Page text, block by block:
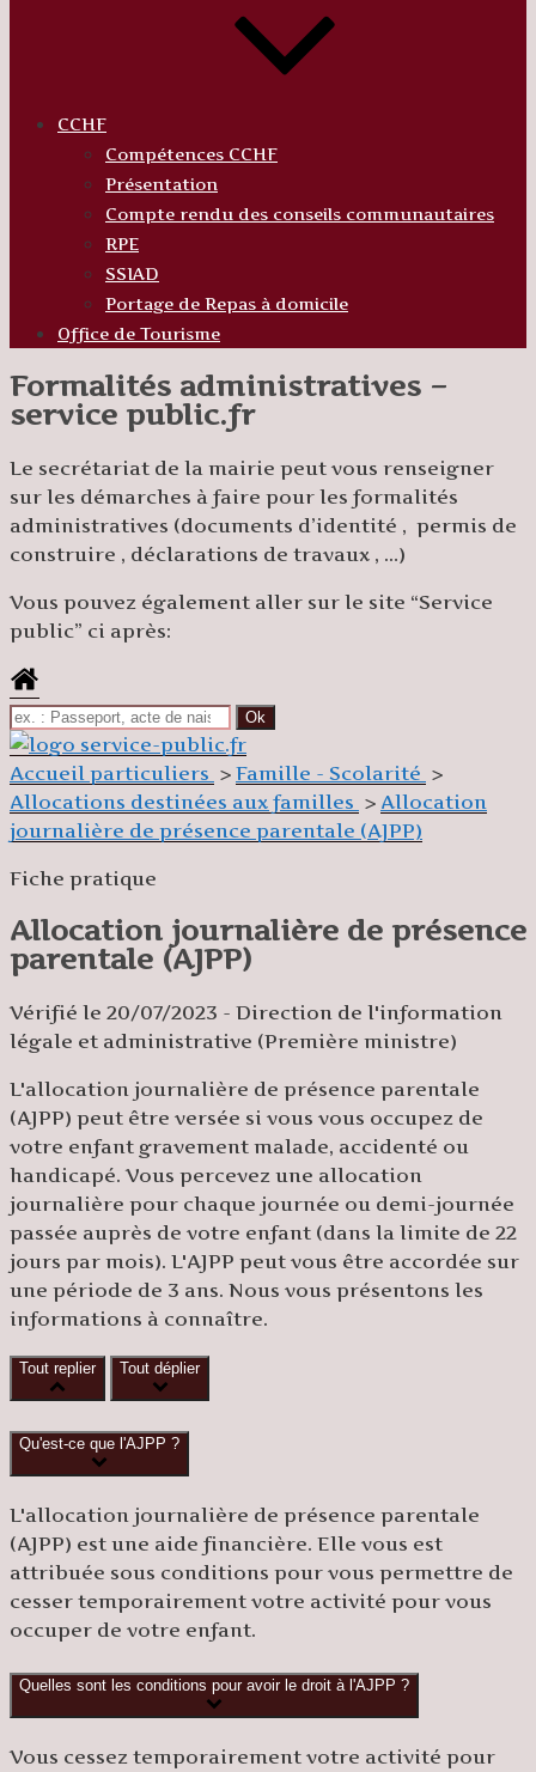
CCHF
Compétences CCHF
Présentation
Compte rendu des conseils communautaires
RPE
SSIAD
Portage de Repas à domicile
Office de Tourisme
Formalités administratives –
service public.fr
Le secrétariat de la mairie peut vous renseigner
sur les démarches à faire pour les formalités
administratives (documents d’identité , permis de
construire , déclarations de travaux , …)
Vous pouvez également aller sur le site “Service
public” ci après:
Accueil particuliers > Famille - Scolarité >
Allocations destinées aux familles > Allocation
journalière de présence parentale (AJPP)
Fiche pratique
Allocation journalière de présence
parentale (AJPP)
Vérifié le 20/07/2023 - Direction de l'information
légale et administrative (Première ministre)
L'allocation journalière de présence parentale
(AJPP) peut être versée si vous vous occupez de
votre enfant gravement malade, accidenté ou
handicapé. Vous percevez une allocation
journalière pour chaque journée ou demi-journée
passée auprès de votre enfant (dans la limite de 22
jours par mois). L'AJPP peut vous être accordée sur
une période de 3 ans. Nous vous présentons les
informations à connaître.
Tout replier Tout déplier
Qu'est-ce que l'AJPP ?
L'allocation journalière de présence parentale
(AJPP) est une aide financière. Elle vous est
attribuée sous conditions pour vous permettre de
cesser temporairement votre activité pour vous
occuper de votre enfant.
Quelles sont les conditions pour avoir le droit à l'AJPP ?
Vous cessez temporairement votre activité pour